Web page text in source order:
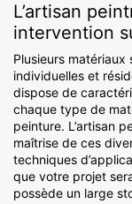
L’artisan
intervention
Plusieurs
individuelles et
dispose de
chaque type de
peinture. L’artisan
maîtrise de ces
techniques
que votre projet
possède un large